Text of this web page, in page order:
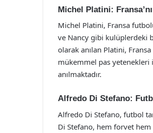
Michel Platini:
Michel Platini, Fransa
ve Nancy gibi kulüplerdeki
olarak anılan Platini, Fransa
mükemmel pas
anılmaktadır.
Alfredo Di Stefano:
Alfredo Di Stefano, futbol
Di Stefano, hem forvet